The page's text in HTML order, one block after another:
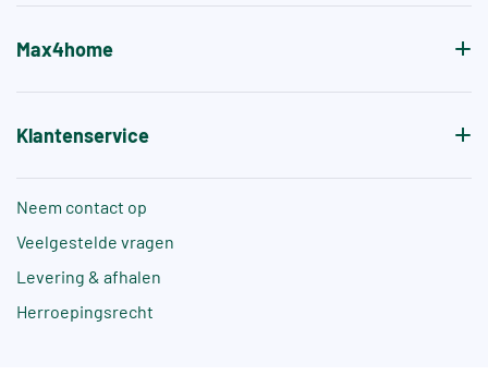
Max4home
Klantenservice
Neem contact op
Veelgestelde vragen
Levering & afhalen
Herroepingsrecht